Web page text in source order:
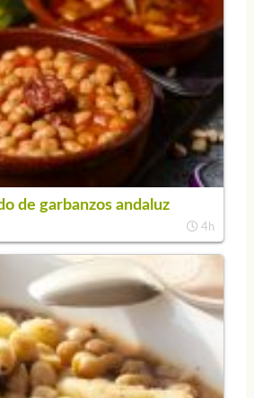
de garbanzos andaluz
4h